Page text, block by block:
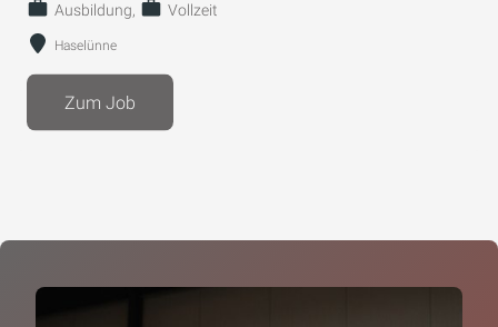
Ausbildung Vollzeit
Haselünne
Zum Job